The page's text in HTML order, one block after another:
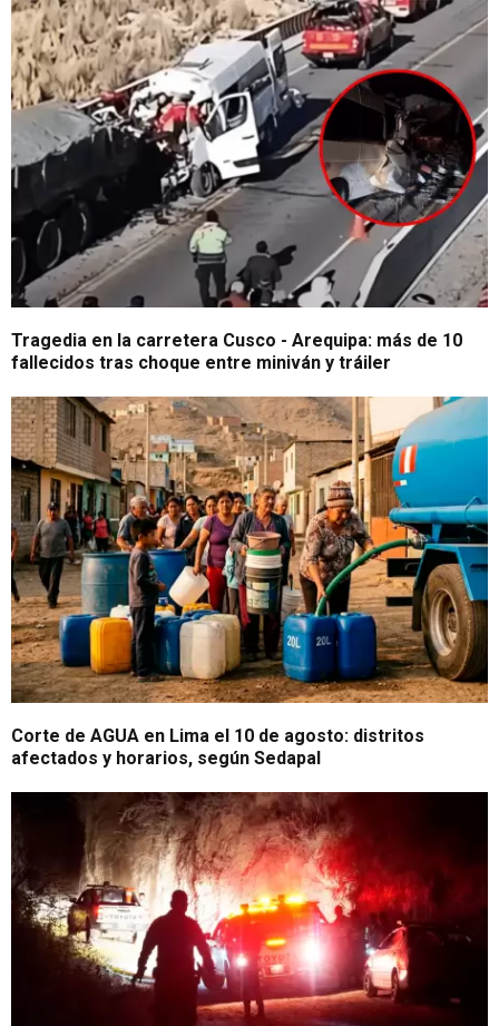
Tragedia en la carretera Cusco - Arequipa: más de 10
fallecidos tras choque entre miniván y tráiler
Corte de AGUA en Lima el 10 de agosto: distritos
afectados y horarios, según Sedapal